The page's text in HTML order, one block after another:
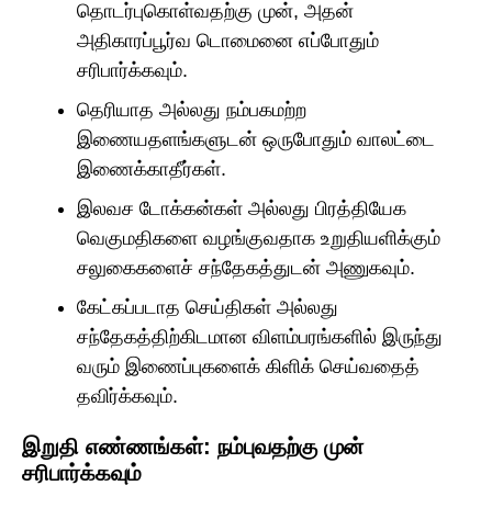
தொடர்புகொள்வதற்கு முன், அதன்
அதிகாரப்பூர்வ டொமைனை எப்போதும்
சரிபார்க்கவும்.
தெரியாத அல்லது நம்பகமற்ற
இணையதளங்களுடன் ஒருபோதும் வாலட்டை
இணைக்காதீர்கள்.
இலவச டோக்கன்கள் அல்லது பிரத்தியேக
வெகுமதிகளை வழங்குவதாக உறுதியளிக்கும்
சலுகைகளைச் சந்தேகத்துடன் அணுகவும்.
கேட்கப்படாத செய்திகள் அல்லது
சந்தேகத்திற்கிடமான விளம்பரங்களில் இருந்து
வரும் இணைப்புகளைக் கிளிக் செய்வதைத்
தவிர்க்கவும்.
இறுதி எண்ணங்கள்: நம்புவதற்கு முன்
சரிபார்க்கவும்